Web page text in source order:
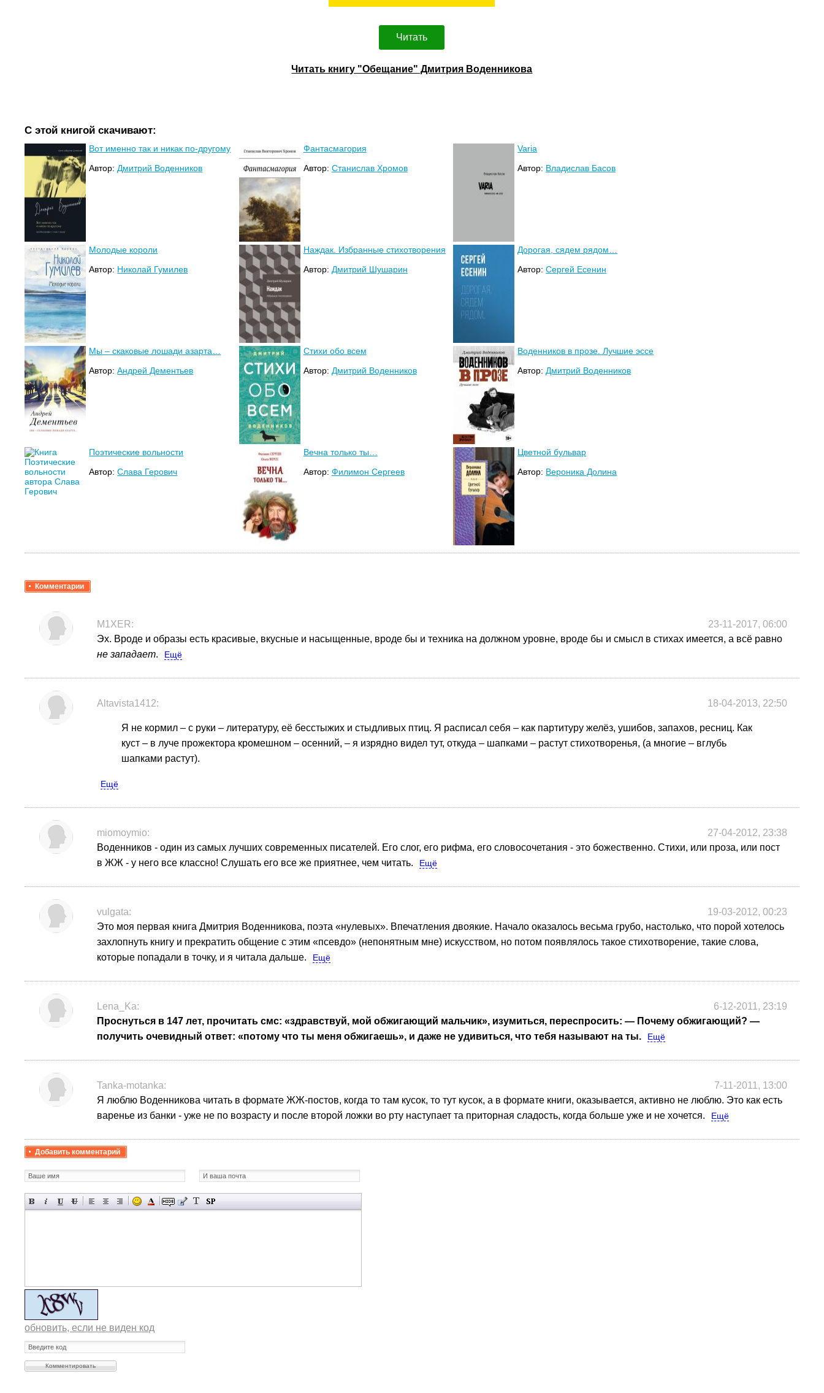
Читать
Читать книгу "Обещание" Дмитрия Воденникова
С этой книгой скачивают:
Вот именно так и никак по-другому
Автор:Дмитрий Воденников
Фантасмагория
Автор: Станислав Хромов
Varia
Автор: Владислав Басов
Молодые короли
Автор: Николай Гумилев
Наждак. Избранные стихотворения
Автор: Дмитрий Шушарин
Дорогая, сядем рядом…
Автор:Сергей Есенин
Мы – скаковые лошади азарта…
Автор:Андрей Дементьев
Стихи обо всем
Автор: Дмитрий Воденников
Воденников в прозе. Лучшие эссе
Автор:Дмитрий Воденников
Поэтические вольности
Автор:Слава Герович
Вечна только ты…
Автор: Филимон Сергеев
Цветной бульвар
Автор: Вероника Долина
Комментарии
M1XER:
23-11-2017, 06:00
Эх. Вроде и образы есть красивые, вкусные и насыщенные, вроде бы и техника на должном уровне, вроде бы и смысл в стихах имеется, а всё равно
не западает. Ещё
Altavista1412: 18-04-2013, 22:50
Я не кормил – с руки – литературу, её бесстыжих и стыдливых птиц. Я расписал себя – как партитуру желёз, ушибов, запахов, ресниц. Как
куст – в луче прожектора кромешном – осенний, – я изрядно видел тут, откуда – шапками – растут стихотворенья, (а многие – вглубь
шапками растут).
Ещё
miomoymio:
27-04-2012, 23:38
Воденников - один из самых лучших современных писателей. Его слог, его рифма, его словосочетания - это божественно. Стихи, или проза, или пост
в ЖЖ - у него все классно! Слушать его все же приятнее, чем читать.
Ещё
vulgata:
19-03-2012, 00:23
Это моя первая книга Дмитрия Воденникова, поэта «нулевых». Впечатления двоякие. Начало оказалось весьма грубо, настолько, что порой хотелось
захлопнуть книгу и прекратить общение с этим «псевдо» (непонятным мне) искусством, но потом появлялось такое стихотворение, такие слова,
которые попадали в точку, и я читала дальше.
Ещё
Lena_Ka:
6-12-2011, 23:19
Проснуться в 147 лет, прочитать смс: «здравствуй, мой обжигающий мальчик», изумиться, переспросить: — Почему обжигающий? —
получить очевидный ответ: «потому что ты меня обжигаешь», и даже не удивиться, что тебя называют на ты.
Ещё
Tanka-motanka:
7-11-2011, 13:00
Я люблю Воденникова читать в формате ЖЖ-постов, когда то там кусок, то тут кусок, а в формате книги, оказывается, активно не люблю. Это как есть
варенье из банки - уже не по возрасту и после второй ложки во рту наступает та приторная сладость, когда больше уже и не хочется.
Ещё
Добавить комментарий
обновить, если не виден код